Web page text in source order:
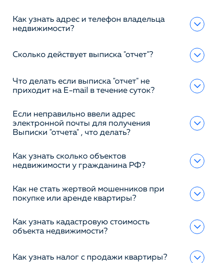
Как узнать адрес и телефон владельца
недвижимости?
Сколько действует выписка "отчет"?
Что делать если выписка "отчет" не
приходит на E-mail в течение суток?
Если неправильно ввели адрес
электронной почты для получения
Выписки "отчета" , что делать?
Как узнать сколько объектов
недвижимости у гражданина РФ?
Как не стать жертвой мошенников при
покупке или аренде квартиры?
Как узнать кадастровую стоимость
объекта недвижимости?
Как узнать налог с продажи квартиры?